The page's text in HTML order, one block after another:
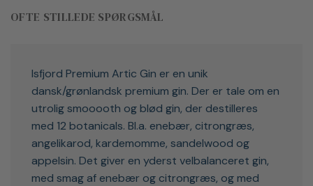
OFTE STILLEDE SPØRGSMÅL
Isfjord Premium Artic Gin er en unik
dansk/grønlandsk premium gin. Der er tale om en
utrolig smooooth og blød gin, der destilleres
med 12 botanicals. Bl.a. enebær, citrongræs,
angelikarod, kardemomme, sandelwood og
appelsin. Det giver en yderst velbalanceret gin,
med smag af enebær og citrongræs, og med